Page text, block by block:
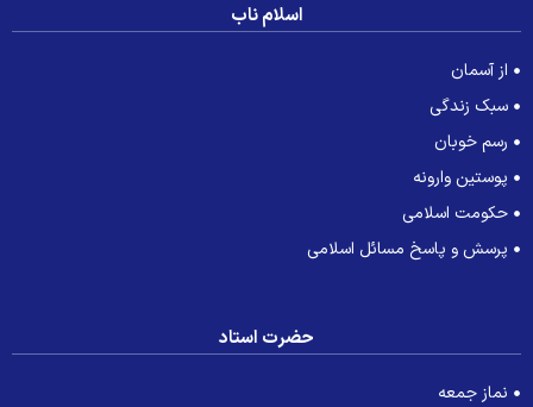
اسلام ناب
از آسمان
سبک زندگی
رسم خوبان
پوستین وارونه
حکومت اسلامی
پرسش و پاسخ مسائل اسلامی
حضرت استاد
نماز جمعه